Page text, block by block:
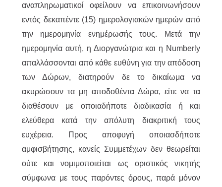
αναπληρωματικοί οφείλουν να επικοινωνήσουν
εντός δεκαπέντε (15) ημερολογιακών ημερών από
την ημερομηνία ενημέρωσής τους. Μετά την
ημερομηνία αυτή, η Διοργανώτρια και η Numberly
απαλλάσσονται από κάθε ευθύνη για την απόδοση
των Δώρων, διατηρούν δε το δικαίωμα να
ακυρώσουν τα μη αποδοθέντα Δώρα, είτε να τα
διαθέσουν με οποιαδήποτε διαδικασία ή και
ελεύθερα κατά την απόλυτη διακριτική τους
ευχέρεια. Προς αποφυγή οποιασδήποτε
αμφισβήτησης, κανείς Συμμετέχων δεν θεωρείται
ούτε και νομιμοποιείται ως οριστικός νικητής
σύμφωνα με τους παρόντες όρους, παρά μόνον